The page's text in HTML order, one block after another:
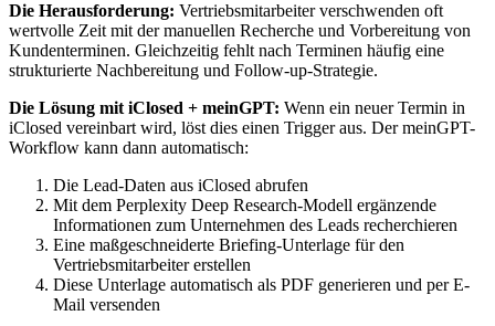
Die Herausforderung: Vertriebsmitarbeiter verschwenden oft
wertvolle Zeit mit der manuellen Recherche und Vorbereitung von
Kundenterminen. Gleichzeitig fehlt nach Terminen häufig eine
strukturierte Nachbereitung und Follow-up-Strategie.
Die Lösung mit iClosed + meinGPT: Wenn ein neuer Termin in
iClosed vereinbart wird, löst dies einen Trigger aus. Der meinGPT-
Workflow kann dann automatisch:
Die Lead-Daten aus iClosed abrufen
Mit dem Perplexity Deep Research-Modell ergänzende
Informationen zum Unternehmen des Leads recherchieren
Eine maßgeschneiderte Briefing-Unterlage für den
Vertriebsmitarbeiter erstellen
Diese Unterlage automatisch als PDF generieren und per E-
Mail versenden